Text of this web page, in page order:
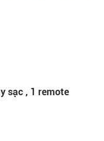
sạc , 1 remote